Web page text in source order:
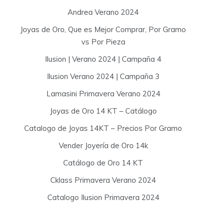
Andrea Verano 2024
Joyas de Oro, Que es Mejor Comprar, Por Gramo
vs Por Pieza
Ilusion | Verano 2024 | Campaña 4
Ilusion Verano 2024 | Campaña 3
Lamasini Primavera Verano 2024
Joyas de Oro 14 KT – Catálogo
Catalogo de Joyas 14KT – Precios Por Gramo
Vender Joyería de Oro 14k
Catálogo de Oro 14 KT
Cklass Primavera Verano 2024
Catalogo Ilusion Primavera 2024